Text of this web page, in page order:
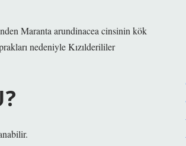
Maranta arundinacea cinsinin kök
nedeniyle Kızılderililer